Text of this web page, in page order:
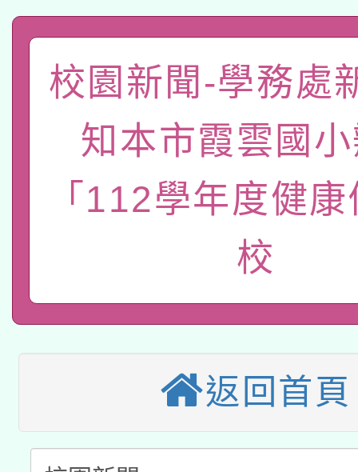
礎課程
A3數位素養講師名單
「數位內容與教學軟
pilot」
有關大陸委員會函釋公
薪期間赴陸應申請許可
轉知經濟部水利署委託
業技術研究院辦理「
用水績優單位及節水達
115年8月22日(星期六
桃園市孔廟祈福系列
開 智慧啟航」
2026年桃園地景藝術
本校115學年度第2次
招甄選結果公告(無人
招)
適應運動共學行動站研
暨閱讀推動專業研習
科技賦能─人工智慧
A3數位素養講師名單
「數位內容與教學軟體
校園新聞-學務處
知本市霞雲國
「112學年度健
校
返回首頁